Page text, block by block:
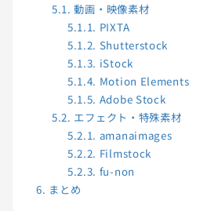
5.1. 動画・映像素材
5.1.1. PIXTA
5.1.2. Shutterstock
5.1.3. iStock
5.1.4. Motion Elements
5.1.5. Adobe Stock
5.2. エフェクト・特殊素材
5.2.1. amanaimages
5.2.2. Filmstock
5.2.3. fu-non
6. まとめ